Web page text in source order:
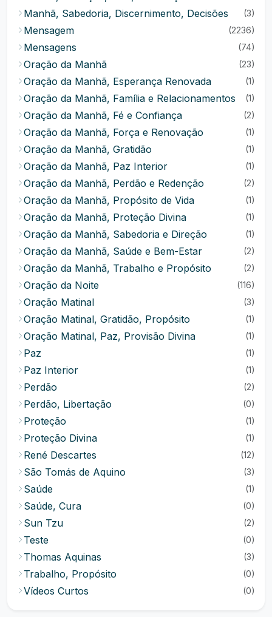
Manhã, Sabedoria, Discernimento, Decisões (3)
Mensagem (2236)
Mensagens (74)
Oração da Manhã (23)
Oração da Manhã, Esperança Renovada (1)
Oração da Manhã, Família e Relacionamentos (1)
Oração da Manhã, Fé e Confiança (2)
Oração da Manhã, Força e Renovação (1)
Oração da Manhã, Gratidão (1)
Oração da Manhã, Paz Interior (1)
Oração da Manhã, Perdão e Redenção (2)
Oração da Manhã, Propósito de Vida (1)
Oração da Manhã, Proteção Divina (1)
Oração da Manhã, Sabedoria e Direção (1)
Oração da Manhã, Saúde e Bem-Estar (2)
Oração da Manhã, Trabalho e Propósito (2)
Oração da Noite (116)
Oração Matinal (3)
Oração Matinal, Gratidão, Propósito (1)
Oração Matinal, Paz, Provisão Divina (1)
Paz (1)
Paz Interior (1)
Perdão (2)
Perdão, Libertação (0)
Proteção (1)
Proteção Divina (1)
René Descartes (12)
São Tomás de Aquino (3)
Saúde (1)
Saúde, Cura (0)
Sun Tzu (2)
Teste (0)
Thomas Aquinas (3)
Trabalho, Propósito (0)
Vídeos Curtos (0)